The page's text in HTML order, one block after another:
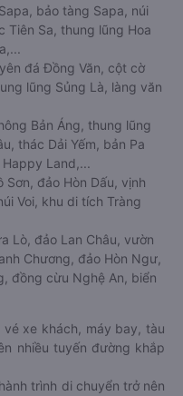
bảo tàng Sapa, núi
Tiên Sa, thung lũng Hoa
đá Đồng Văn, cột cờ
lũng Sủng Là, làng văn
Bản Áng, thung lũng
thác Dải Yếm, bản Pa
Land,...
Sơn, đảo Hòn Dấu, vịnh
Voi, khu di tích Tràng
Lò, đảo Lan Châu, vườn
Chương, đảo Hòn Ngư,
đồng cừu Nghệ An, biển
xe khách, máy bay, tàu
nhiều tuyến đường khắp
trình di chuyển trở nên